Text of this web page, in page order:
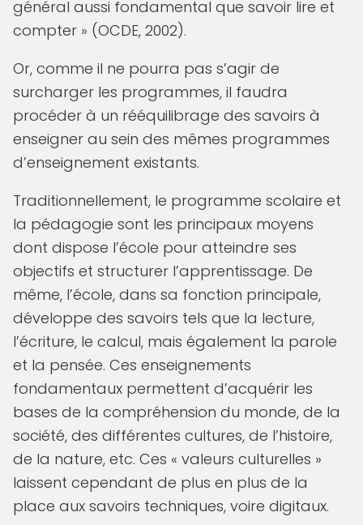
général aussi fondamental que savoir lire et
compter » (OCDE, 2002).
Or, comme il ne pourra pas s’agir de
surcharger les programmes, il faudra
procéder à un rééquilibrage des savoirs à
enseigner au sein des mêmes programmes
d’enseignement existants.
Traditionnellement, le programme scolaire et
la pédagogie sont les principaux moyens
dont dispose l’école pour atteindre ses
objectifs et structurer l’apprentissage. De
même, l’école, dans sa fonction principale,
développe des savoirs tels que la lecture,
l’écriture, le calcul, mais également la parole
et la pensée. Ces enseignements
fondamentaux permettent d’acquérir les
bases de la compréhension du monde, de la
société, des différentes cultures, de l’histoire,
de la nature, etc. Ces « valeurs culturelles »
laissent cependant de plus en plus de la
place aux savoirs techniques, voire digitaux.